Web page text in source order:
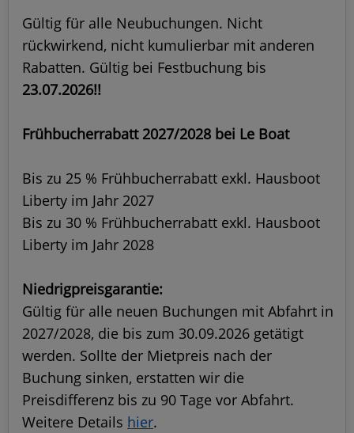
Gültig für alle Neubuchungen. Nicht
rückwirkend, nicht kumulierbar mit anderen
Rabatten. Gültig bei Festbuchung bis
23.07.2026!!
Frühbucherrabatt 2027/2028 bei Le Boat
Bis zu 25 % Frühbucherrabatt exkl. Hausboot
Liberty im Jahr 2027
Bis zu 30 % Frühbucherrabatt exkl. Hausboot
Liberty im Jahr 2028
Niedrigpreisgarantie:
Gültig für alle neuen Buchungen mit Abfahrt in
2027/2028, die bis zum 30.09.2026 getätigt
werden. Sollte der Mietpreis nach der
Buchung sinken, erstatten wir die
Preisdifferenz bis zu 90 Tage vor Abfahrt.
Weitere Details hier.